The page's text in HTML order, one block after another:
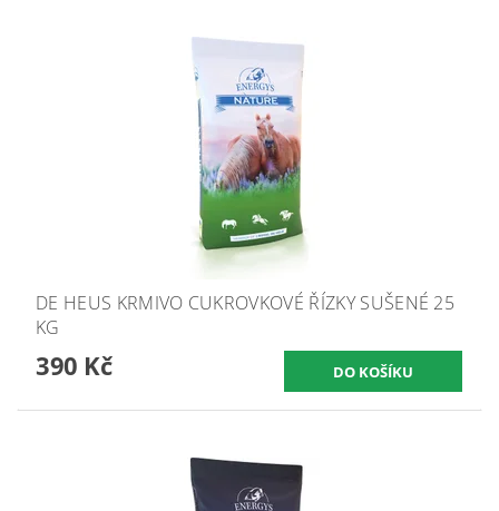
DE HEUS KRMIVO CUKROVKOVÉ ŘÍZKY SUŠENÉ 25
KG
390 Kč